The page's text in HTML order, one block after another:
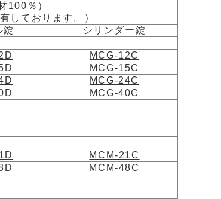
100％）
しております。）
錠
シリンダー錠
MCG-12C
MCG-15C
MCG-24C
MCG-40C
MCM-21C
MCM-48C